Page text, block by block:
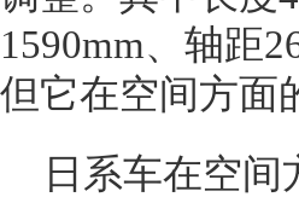
1590mm、轴距
但它在空间方面
日系车在空